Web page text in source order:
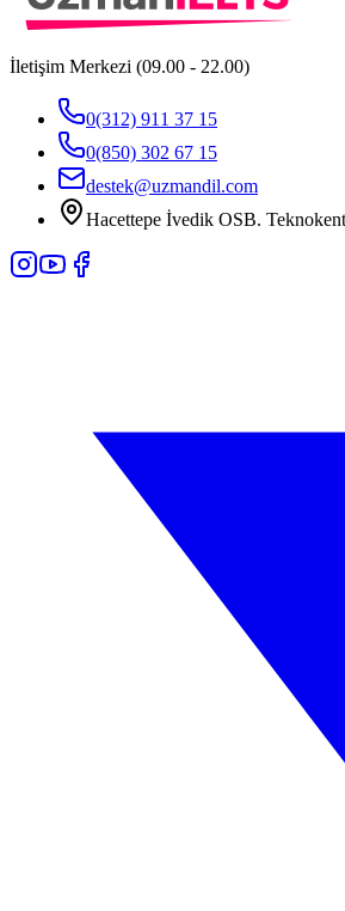
İletişim Merkezi (09.00 - 22.00)
0(312) 911 37 15
0(850) 302 67 15
destek@uzmandil.com
Hacettepe İvedik OSB.